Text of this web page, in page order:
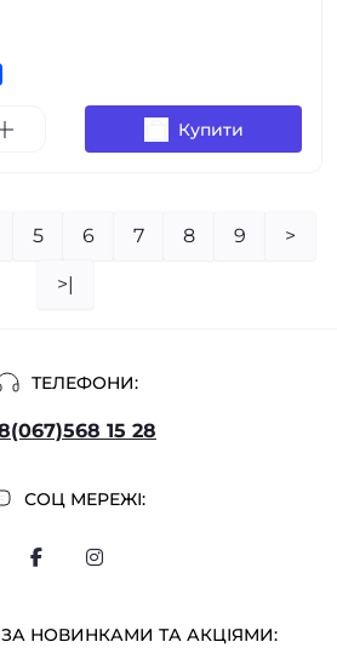
Купити
5 6 7 8 9 >
>|
ТЕЛЕФОНИ:
15 28
СОЦ МЕРЕЖІ:
ЗА НОВИНКАМИ ТА АКЦІЯМИ: